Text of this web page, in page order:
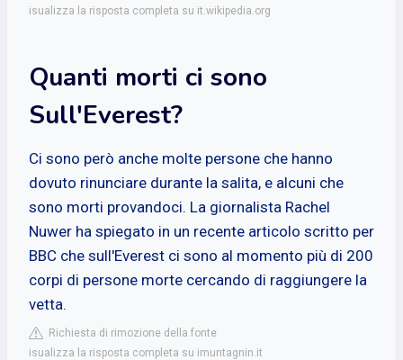
isualizza la risposta completa su it.wikipedia.org
Quanti morti ci sono
Sull'Everest?
Ci sono però anche molte persone che hanno
dovuto rinunciare durante la salita, e alcuni che
sono morti provandoci. La giornalista Rachel
Nuwer ha spiegato in un recente articolo scritto per
BBC che sull'Everest ci sono al momento più di 200
corpi di persone morte cercando di raggiungere la
vetta.
Richiesta di rimozione della fonte
isualizza la risposta completa su imuntagnin.it